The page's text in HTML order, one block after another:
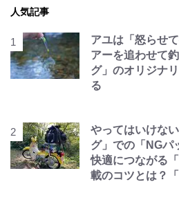
人気記事
アユは「怒らせ
アーを追わせて
グ」のオリジナ
る
やってはいけな
グ」での「NGパ
快適につながる
載のコツとは？「